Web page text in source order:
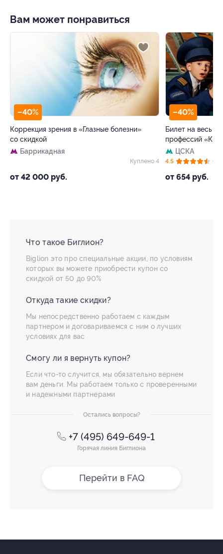
Вам может понравиться
–40%
Коррекция зрения в «Глазные болезни»
со скидкой
Баррикадная
от 42 000 руб.
Куплено 4
–40%
Билет на весь
профессий
ЦСКА
от 654 руб.
4.5 (62)
Что такое Биглион?
Biglion это про специальные акции, по условиям
которых вы можете приобрести купон со
скидкой от 50 до 90%
Откуда такие скидки?
Мы непосредственно работаем с каждым
партнером и договариваемся с ним о лучших
условиях для вас
Смогу ли я вернуть купон?
Если что-то случится, мы обязательно вернем
вам деньги. Мы работаем только с проверенными
и надежными партнерами
Остались вопросы?
+7 (495) 649-649-1
Горячая линия Биглиона
Перейти в FAQ